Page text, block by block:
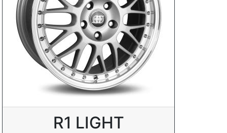
R1 LIGHT